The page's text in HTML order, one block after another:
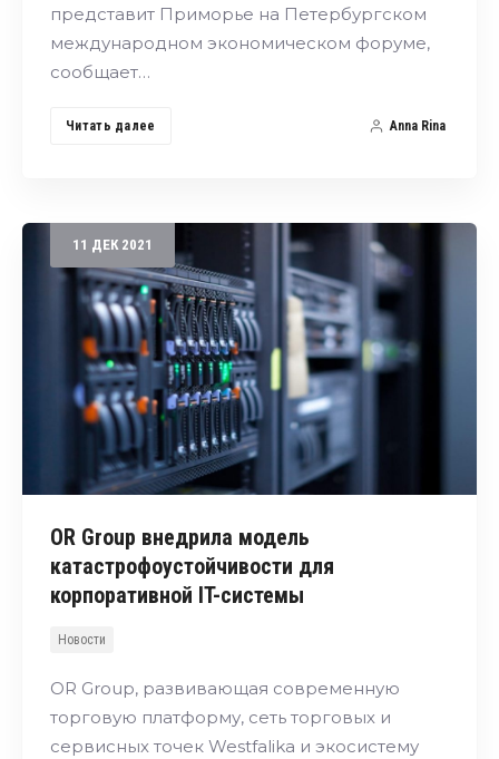
представит Приморье на Петербургском
международном экономическом форуме,
сообщает…
Читать далее Anna Rina
11 ДЕК 2021
OR Group внедрила модель
катастрофоустойчивости для
корпоративной IT-системы
Новости
OR Group, развивающая современную
торговую платформу, сеть торговых и
сервисных точек Westfalika и экосистему